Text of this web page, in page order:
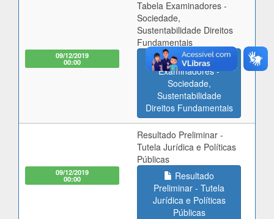
09/12/2019
00:00
Tabela Examinadores -
Sociedade,
Sustentabilidade Direitos
Fundamentais
Tabela
Examinadores -
Sociedade,
Sustentabilidade
Direitos Fundamentais
09/12/2019
00:00
Resultado Preliminar -
Tutela Jurídica e Políticas
Públicas
Resultado
Preliminar - Tutela
Jurídica e Políticas
Públicas